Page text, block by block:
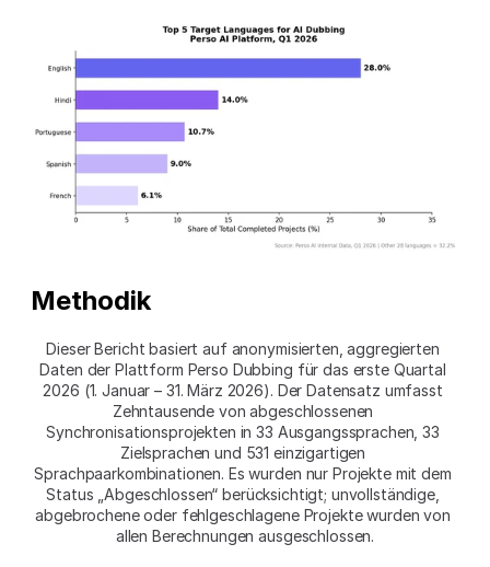
Methodik
Dieser Bericht basiert auf anonymisierten, aggregierten
Daten der Plattform Perso Dubbing für das erste Quartal
2026 (1. Januar – 31. März 2026). Der Datensatz umfasst
Zehntausende von abgeschlossenen
Synchronisationsprojekten in 33 Ausgangssprachen, 33
Zielsprachen und 531 einzigartigen
Sprachpaarkombinationen. Es wurden nur Projekte mit dem
Status „Abgeschlossen“ berücksichtigt; unvollständige,
abgebrochene oder fehlgeschlagene Projekte wurden von
allen Berechnungen ausgeschlossen.